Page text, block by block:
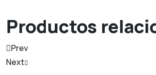
Productos
Prev
Next